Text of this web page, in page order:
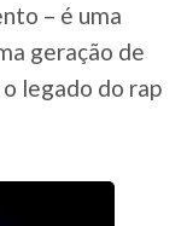
– é uma
geração de
legado do rap